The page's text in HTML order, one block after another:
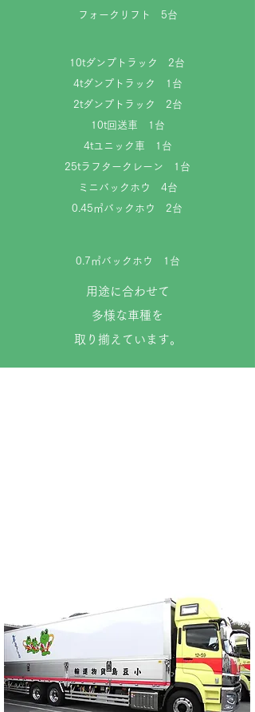
フォークリフト 5台
​10tダンプトラック 2台
4tダンプトラック 1台
2tダンプトラック 2台
10t回送車 1台
4tユニック車 1台
25tラフタークレーン 1台
​ミニバックホウ 4台
0.45㎥バックホウ 2台
​0.7㎥バックホウ 1台
用途に合わせて
多様な車種を
​取り揃えています。